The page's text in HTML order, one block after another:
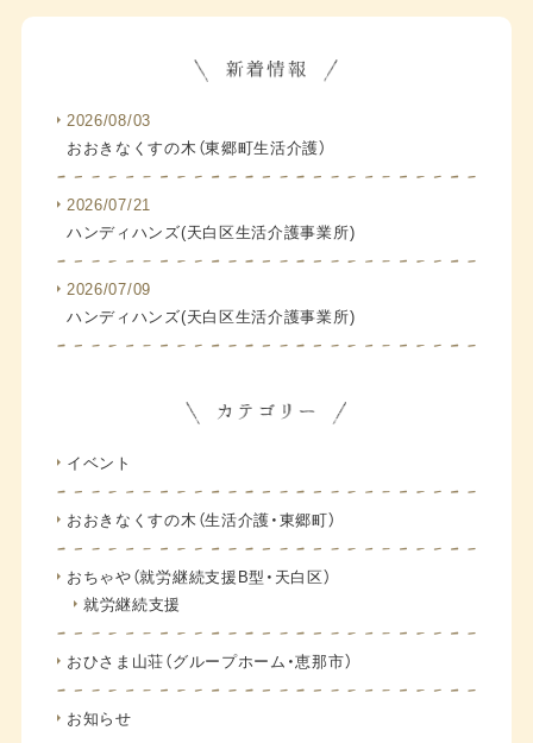
2026/08/03
おおきなくすの木（東郷町生活介護）
2026/07/21
ハンディハンズ(天白区生活介護事業所)
2026/07/09
ハンディハンズ(天白区生活介護事業所)
イベント
おおきなくすの木（生活介護・東郷町）
おちゃや（就労継続支援B型・天白区）
就労継続支援
おひさま山荘（グループホーム・恵那市）
お知らせ